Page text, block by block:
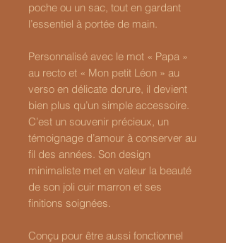
poche ou un sac, tout en gardant
l’essentiel à portée de main.
Personnalisé avec le mot « Papa »
au recto et « Mon petit Léon » au
verso en délicate dorure, il devient
bien plus qu’un simple accessoire.
C’est un souvenir précieux, un
témoignage d’amour à conserver au
fil des années. Son design
minimaliste met en valeur la beauté
de son joli cuir marron et ses
finitions soignées.
Conçu pour être aussi fonctionnel